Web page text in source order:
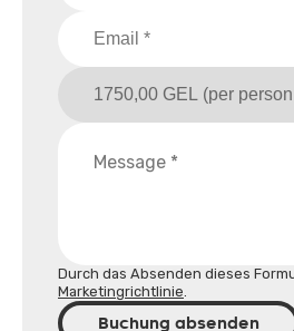
Durch das Absenden dieses
Marketingrichtlinie.
Buchung absenden